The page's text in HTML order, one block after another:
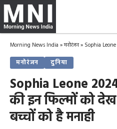
Morning News India »मनोरंजन» Sophia Leone 2024
मनोरंजन दुनिया
Sophia Leone
की इन फिल्मों को
बच्चों को है मनाही